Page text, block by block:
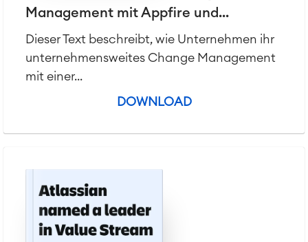
Management mit Appfire und...
Dieser Text beschreibt, wie Unternehmen ihr
unternehmensweites Change Management
mit einer...
DOWNLOAD